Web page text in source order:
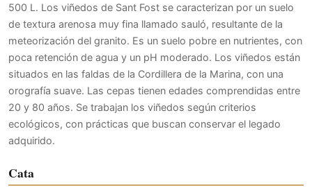
500 L. Los viñedos de Sant Fost se caracterizan por un suelo
de textura arenosa muy fina llamado sauló, resultante de la
meteorización del granito. Es un suelo pobre en nutrientes, con
poca retención de agua y un pH moderado. Los viñedos están
situados en las faldas de la Cordillera de la Marina, con una
orografía suave. Las cepas tienen edades comprendidas entre
20 y 80 años. Se trabajan los viñedos según criterios
ecológicos, con prácticas que buscan conservar el legado
adquirido.
Cata